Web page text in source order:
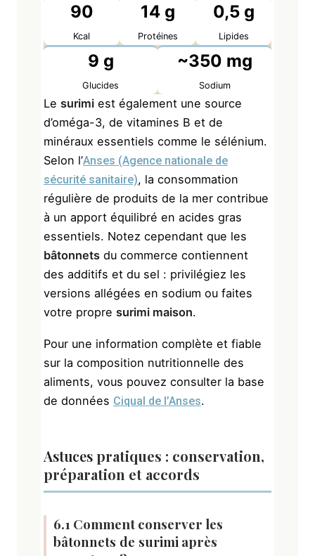
90
Kcal
14 g
Protéines
0,5 g
Lipides
9 g
Glucides
~350 mg
Sodium
Le surimi est également une source
d’oméga-3, de vitamines B et de
minéraux essentiels comme le sélénium.
Selon l’Anses (Agence nationale de
sécurité sanitaire), la consommation
régulière de produits de la mer contribue
à un apport équilibré en acides gras
essentiels. Notez cependant que les
bâtonnets du commerce contiennent
des additifs et du sel : privilégiez les
versions allégées en sodium ou faites
votre propre surimi maison.
Pour une information complète et fiable
sur la composition nutritionnelle des
aliments, vous pouvez consulter la base
de données Ciqual de l’Anses.
Astuces pratiques : conservation,
préparation et accords
6.1 Comment conserver les
bâtonnets de surimi après